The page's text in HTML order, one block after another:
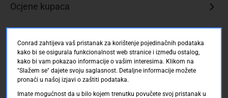
Ocjene kupaca
Conrad zahtijeva vaš pristanak za korištenje pojedinačnih podataka
kako bi se osigurala funkcionalnost web stranice i između ostalog,
kako bi vam pokazao informacije o vašim interesima. Klikom na
"Slažem se" dajete svoju saglasnost. Detaljne informacije možete
pronaći u našoj izjavi o zaštiti podataka.
Imate mogućnost da u bilo kojem trenutku povučete svoj pristanak u